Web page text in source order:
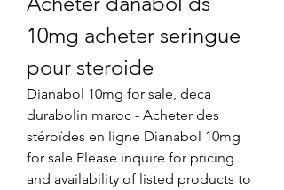
10mg acheter seringue
pour steroide
Dianabol 10mg for sale, deca
durabolin maroc - Acheter des
stéroïdes en ligne Dianabol 10mg
for sale Please inquire for pricing
and availability of listed products to